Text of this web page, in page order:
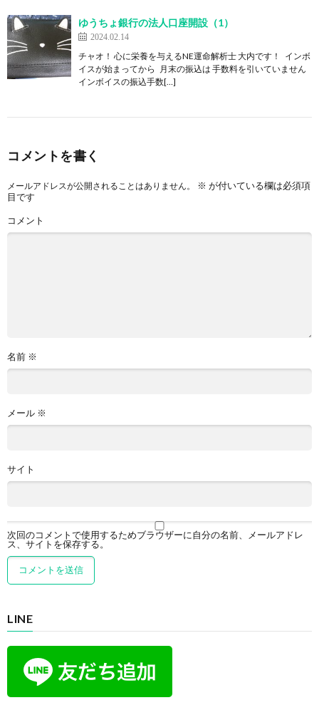
ゆうちょ銀行の法人口座開設（1）
2024.02.14
チャオ！ 心に栄養を与えるNE運命解析士 大内です！ インボ
イスが始まってから 月末の振込は 手数料を引いていません
インボイスの振込手数[…]
コメントを書く
メールアドレスが公開されることはありません。 ※ が付いている欄は必須項
目です
コメント
名前 ※
メール ※
サイト
次回のコメントで使用するためブラウザーに自分の名前、メールアドレ
ス、サイトを保存する。
LINE